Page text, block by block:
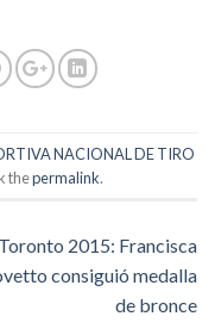
NACIONAL DE TIRO
thepermalink.
Toronto 2015: Francisca
consiguió medalla
de bronce